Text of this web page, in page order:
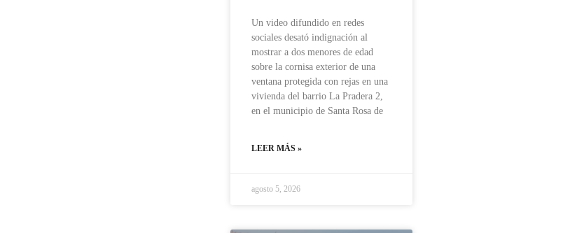
Un video difundido en redes
sociales desató indignación al
mostrar a dos menores de edad
sobre la cornisa exterior de una
ventana protegida con rejas en una
vivienda del barrio La Pradera 2,
en el municipio de Santa Rosa de
LEER MÁS »
agosto 5, 2026